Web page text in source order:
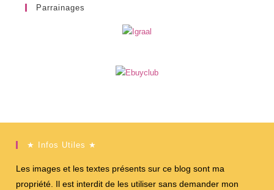
Parrainages
★ Infos Utiles ★
Les images et les textes présents sur ce blog sont ma
propriété. Il est interdit de les utiliser sans demander mon